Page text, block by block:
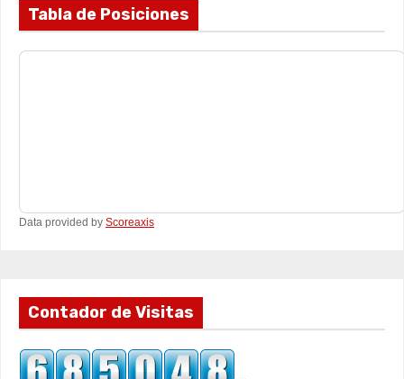
Tabla de Posiciones
Data provided by Scoreaxis
Contador de Visitas